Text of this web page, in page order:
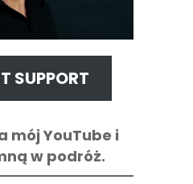
SUPPORT
mój YouTube i
w podróż.